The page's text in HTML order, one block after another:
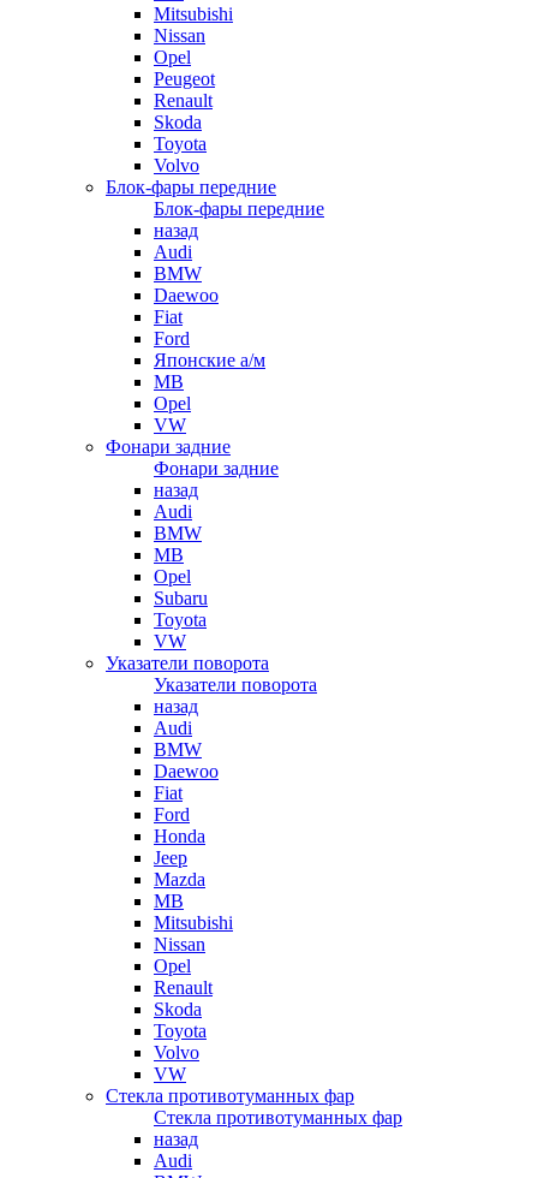
Mitsubishi
Nissan
Opel
Peugeot
Renault
Skoda
Toyota
Volvo
Блок-фары передние
Блок-фары передние
назад
Audi
BMW
Daewoo
Fiat
Ford
Японские а/м
MB
Opel
VW
Фонари задние
Фонари задние
назад
Audi
BMW
MB
Opel
Subaru
Toyota
VW
Указатели поворота
Указатели поворота
назад
Audi
BMW
Daewoo
Fiat
Ford
Honda
Jeep
Mazda
MB
Mitsubishi
Nissan
Opel
Renault
Skoda
Toyota
Volvo
VW
Стекла противотуманных фар
Стекла противотуманных фар
назад
Audi